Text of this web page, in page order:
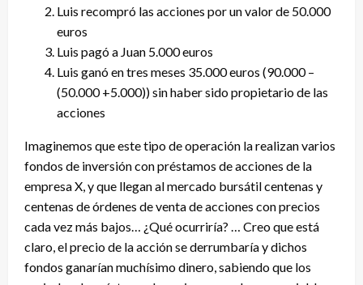
Luis recompró las acciones por un valor de 50.000
euros
Luis pagó a Juan 5.000 euros
Luis ganó en tres meses 35.000 euros (90.000 –
(50.000 +5.000)) sin haber sido propietario de las
acciones
Imaginemos que este tipo de operación la realizan varios
fondos de inversión con préstamos de acciones de la
empresa X, y que llegan al mercado bursátil centenas y
centenas de órdenes de venta de acciones con precios
cada vez más bajos… ¿Qué ocurriría? … Creo que está
claro, el precio de la acción se derrumbaría y dichos
fondos ganarían muchísimo dinero, sabiendo que los